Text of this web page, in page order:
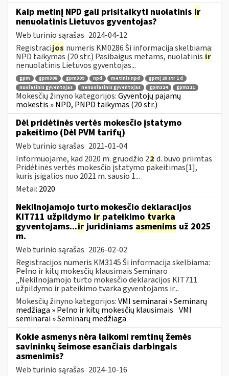
Kaip metinį NPD gali prisitaikyti nuolatinis ir
nenuolatinis Lietuvos gyventojas?
Web turinio sąrašas 2024-04-12
Registracijos numeris KM0286 Ši informacija skelbiama:
NPD taikymas (20 str.) Pasibaigus metams, nuolatinis ir
nenuolatinis Lietuvos gyventojas...
gpm gpm308 gpm309 npd metinis npd
gpmį 20 str 1 d
nuolatinis gyventojas
nenuolatinis gyventojas gpm314 gpm311
Mokesčių žinyno kategorijos:Gyventojų pajamų
mokestis » NPD, PNPD taikymas (20 str.)
Dėl pridėtinės vertės mokesčio įstatymo
pakeitimo (Dėl PVM tarifų)
Web turinio sąrašas 2021-01-04
Informuojame, kad 2020 m. gruodžio 22 d. buvo priimtas
Pridėtinės vertės mokesčio įstatymo pakeitimas[1],
kuris įsigalios nuo 2021 m. sausio 1...
Metai: 2020
Nekilnojamojo turto mokesčio deklaracijos
KIT711 užpildymo ir pateikimo tvarka
gyventojams...irjuridiniams asmenims už 2025
m.
Web turinio sąrašas 2026-02-02
Registracijos numeris KM3145 Ši informacija skelbiama:
Pelno ir kitų mokesčių klausimais Seminaro
„Nekilnojamojo turto mokesčio deklaracijos KIT711
užpildymo ir pateikimo tvarka gyventojams ir...
Mokesčių žinyno kategorijos:VMI seminarai » Seminarų
medžiaga » Pelno ir kitų mokesčių klausimais VMI
seminarai » Seminarų medžiaga
Kokie asmenys nėra laikomi remtinų žemės
savininkų šeimose esančiais darbingais
asmenimis?
Web turinio sąrašas 2024-10-16